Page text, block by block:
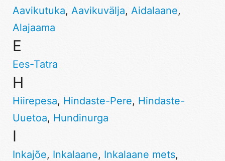
Aavikutuka, Aavikuvälja, Aidalaane,
Alajaama
E
Ees-Tatra
H
Hiirepesa, Hindaste-Pere, Hindaste-
Uuetoa, Hundinurga
I
Inkajõe, Inkalaane, Inkalaane mets,